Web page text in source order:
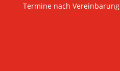
Termine nach Vereinbarung